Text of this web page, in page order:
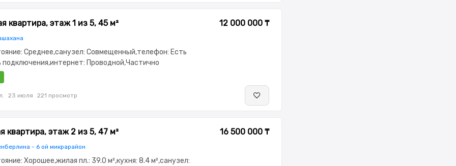
квартира, этаж 1 из 5, 45 м² 12 000 000 ₸
Среднее,санузел: Совмещенный,телефон: Есть
Проводной,Частично
меблирована,Решетки на
окна,Неугловая,Кладовка,Удобно под
23 июля 221 просмотр
квартира, этаж 2 из 5, 47 м²
- 6 ой микрарайон
16 500 000 ₸
Хорошее,жилая пл.: 39.0 м²,кухня: 8.4 м²,санузел: